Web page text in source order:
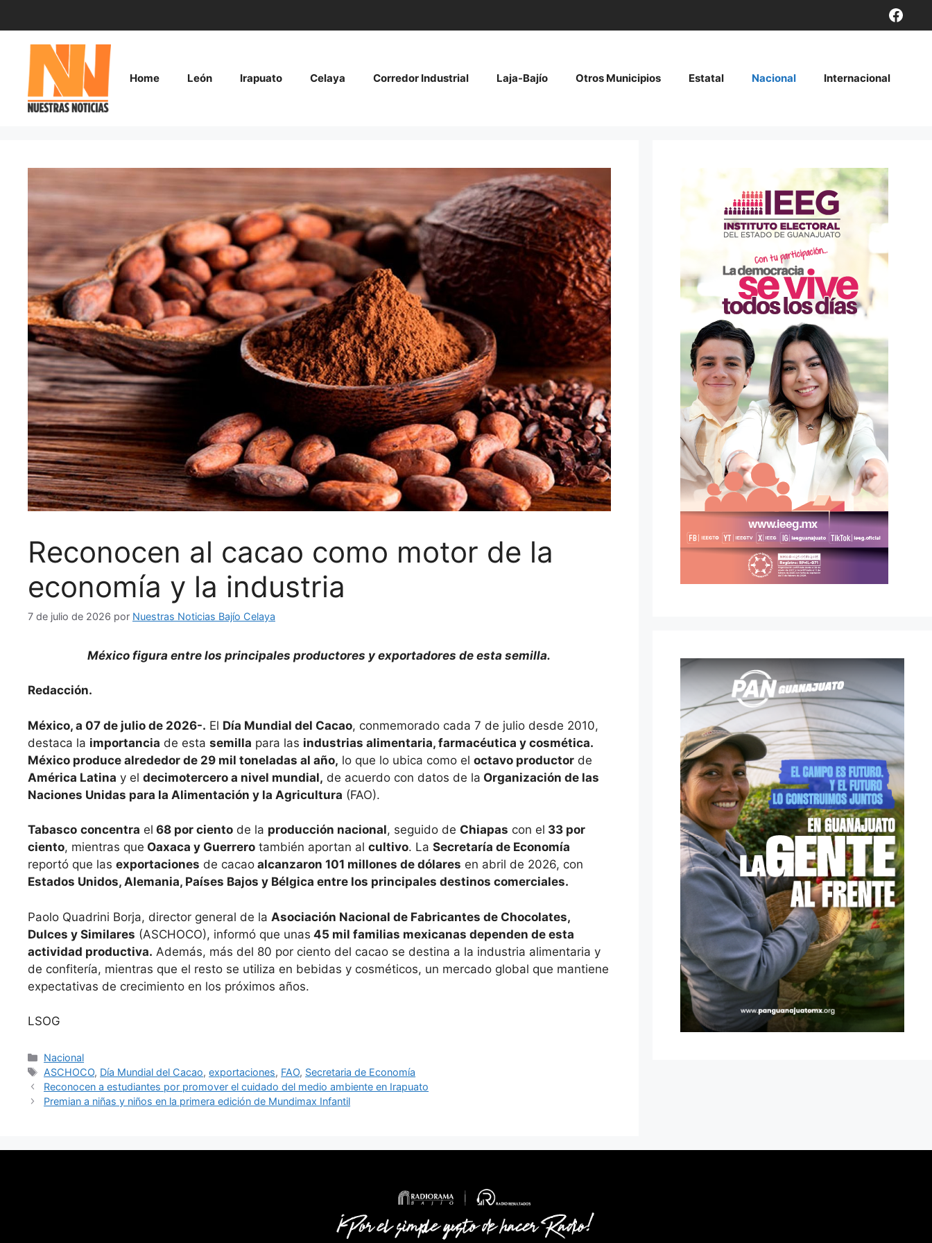
contenido
Home León Irapuato Celaya Corredor Industrial Laja-Bajío Otros Municipios Estatal Nacional Internacional
Reconocen al cacao como motor de la
economía y la industria
7 de julio de 2026 por Nuestras Noticias Bajío Celaya
México figura entre los principales productores y exportadores de esta semilla.
Redacción.
México, a 07 de julio de 2026-. El Día Mundial del Cacao, conmemorado cada 7 de julio desde 2010,
destaca la importancia de esta semilla para las industrias alimentaria, farmacéutica y cosmética.
México produce alrededor de 29 mil toneladas al año, lo que lo ubica como el octavo productor de
América Latina y el decimotercero a nivel mundial, de acuerdo con datos de la Organización de las
Naciones Unidas para la Alimentación y la Agricultura (FAO).
Tabasco concentra el 68 por ciento de la producción nacional, seguido de Chiapas con el 33 por
ciento, mientras que Oaxaca y Guerrero también aportan al cultivo. La Secretaría de Economía
reportó que las exportaciones de cacao alcanzaron 101 millones de dólares en abril de 2026, con
Estados Unidos, Alemania, Países Bajos y Bélgica entre los principales destinos comerciales.
Paolo Quadrini Borja, director general de la Asociación Nacional de Fabricantes de Chocolates,
Dulces y Similares (ASCHOCO), informó que unas 45 mil familias mexicanas dependen de esta
actividad productiva. Además, más del 80 por ciento del cacao se destina a la industria alimentaria y
de confitería, mientras que el resto se utiliza en bebidas y cosméticos, un mercado global que mantiene
expectativas de crecimiento en los próximos años.
LSOG
Categorías
Nacional
Etiquetas
ASCHOCO, Día Mundial del Cacao,exportaciones, FAO, Secretaria de Economía
Reconocen a estudiantes por promover el cuidado del medio ambiente en Irapuato
Premian a niñas y niños en la primera edición de Mundimax Infantil